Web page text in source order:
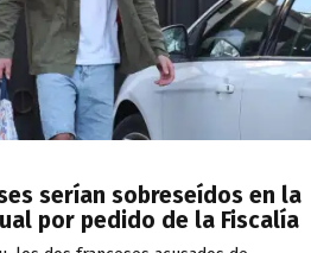
serían sobreseídos en la
por pedido de la Fiscalía